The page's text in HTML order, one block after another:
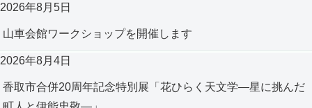
2026年8月5日
山車会館ワークショップを開催します
2026年8月4日
香取市合併20周年記念特別展「花ひらく天文学―星に挑んだ